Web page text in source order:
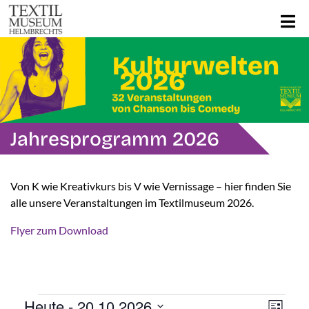
Jahresprogramm 2026
Von K wie Kreativkurs bis V wie Vernissage – hier finden Sie
alle unsere Veranstaltungen im Textilmuseum 2026.
Flyer zum Download